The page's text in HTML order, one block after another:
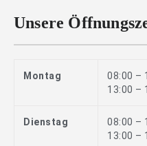
Unsere
Montag
08:00 –
13:00 –
Dienstag
08:00 –
13:00 –